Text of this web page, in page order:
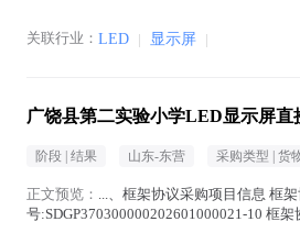
关联行业： LED | 显示屏 |
广饶县第二实验小学LED显示屏直
阶段 | 结果 山东-东营 采购类型 | 货
正文预览： ...、框架协议采购项目信息 框
号:SDGP370300000202601000021-10 框